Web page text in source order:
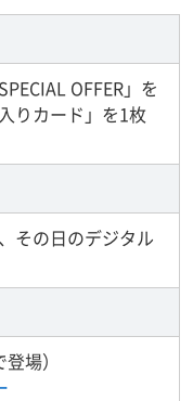
OFFER」を
りカード」を1枚
その日のデジタル
場）